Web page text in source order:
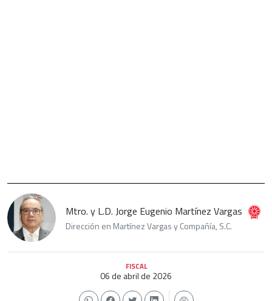
Mtro. y L.D. Jorge Eugenio Martínez Vargas
Dirección en Martínez Vargas y Compañía, S.C.
FISCAL
06 de abril de 2026